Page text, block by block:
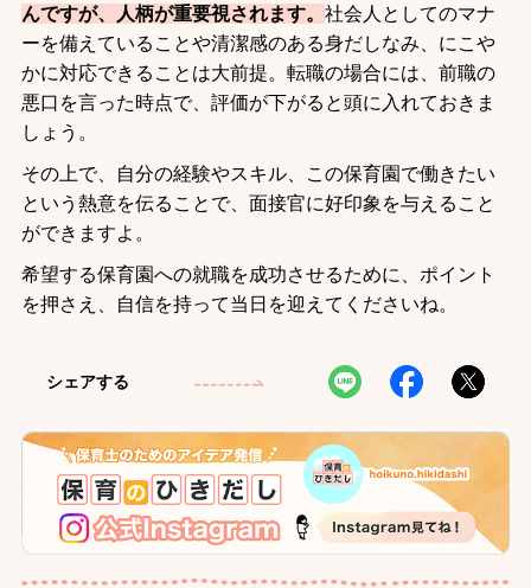
んですが、人柄が重要視されます。 社会人としてのマナ
ーを備えていることや清潔感のある身だしなみ、にこや
かに対応できることは大前提。転職の場合には、前職の
悪口を言った時点で、評価が下がると頭に入れておきま
しょう。
その上で、自分の経験やスキル、この保育園で働きたい
という熱意を伝ることで、面接官に好印象を与えること
ができますよ。
希望する保育園への就職を成功させるために、ポイント
を押さえ、自信を持って当日を迎えてくださいね。
シェアする